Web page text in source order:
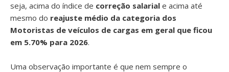
seja, acima do índice de correção salarial e acima até
mesmo do reajuste médio da categoria dos
Motoristas de veículos de cargas em geral que ficou
em 5.70% para 2026.
Uma observação importante é que nem sempre o